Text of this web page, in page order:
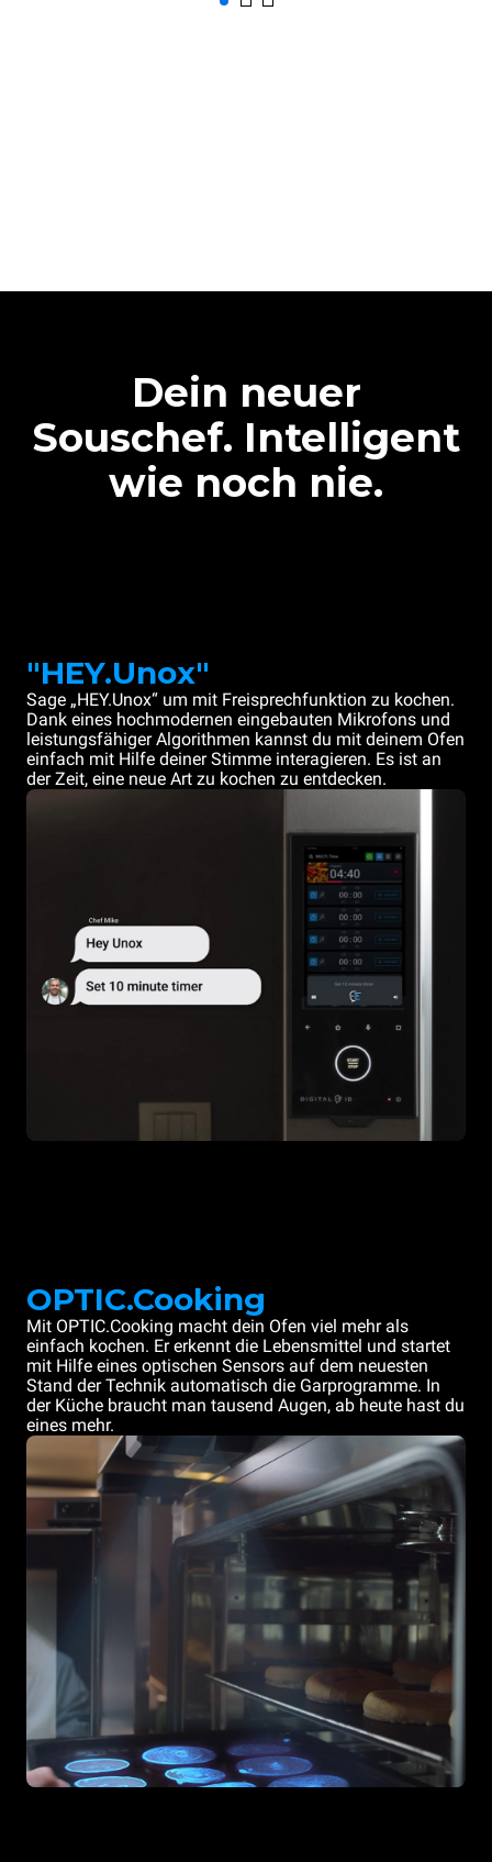
Dein neuer
Souschef. Intelligent
wie noch nie.
"HEY.Unox"
Sage „HEY.Unox“ um mit Freisprechfunktion zu kochen.
Dank eines hochmodernen eingebauten Mikrofons und
leistungsfähiger Algorithmen kannst du mit deinem Ofen
einfach mit Hilfe deiner Stimme interagieren. Es ist an
der Zeit, eine neue Art zu kochen zu entdecken.
OPTIC.Cooking
Mit OPTIC.Cooking macht dein Ofen viel mehr als
einfach kochen. Er erkennt die Lebensmittel und startet
mit Hilfe eines optischen Sensors auf dem neuesten
Stand der Technik automatisch die Garprogramme. In
der Küche braucht man tausend Augen, ab heute hast du
eines mehr.